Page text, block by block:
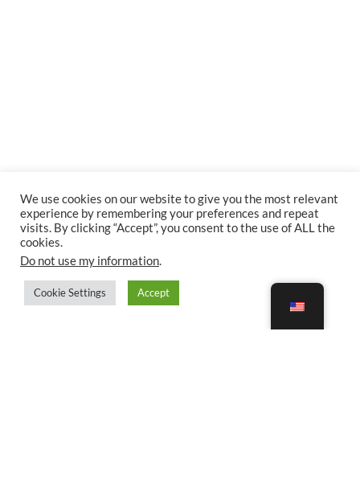
We use cookies on our website to give you the most relevant
experience by remembering your preferences and repeat
visits. By clicking “Accept”, you consent to the use of ALL the
cookies.
Do not use my information.
Cookie Settings Accept